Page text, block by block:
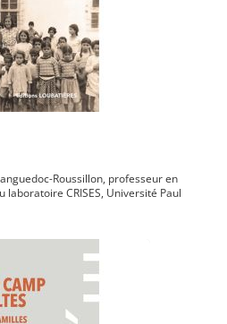
Roussillon, professeur en
laboratoire CRISES, Université Paul